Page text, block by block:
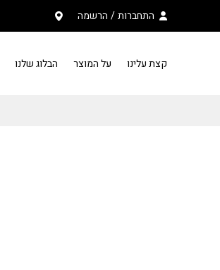
התחברות/ הרשמה
קצת עלינו
על המוצר הבלוג שלנו